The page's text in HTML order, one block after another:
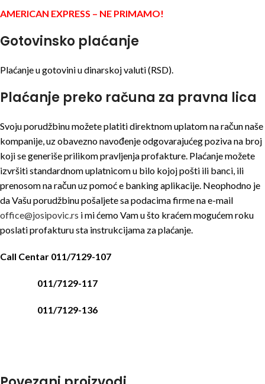
AMERICAN EXPRESS – NE PRIMAMO!
Gotovinsko plaćanje
Plaćanje u gotovini u dinarskoj valuti (RSD).
Plaćanje preko računa za pravna lica
Svoju porudžbinu možete platiti direktnom uplatom na račun naše
kompanije, uz obavezno navođenje odgovarajućeg poziva na broj
koji se generiše prilikom pravljenja profakture. Plaćanje možete
izvršiti standardnom uplatnicom u bilo kojoj pošti ili banci, ili
prenosom na račun uz pomoć e banking aplikacije. Neophodno je
da Vašu porudžbinu pošaljete sa podacima firme na e-mail
office@josipovic.rs i mi ćemo Vam u što kraćem mogućem roku
poslati profakturu sta instrukcijama za plaćanje.
Call Centar 011/7129-107
011/7129-117
011/7129-136